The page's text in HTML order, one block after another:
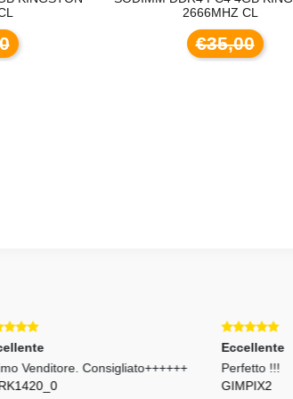
2666MHZ CL
€35,00
Perfetto !!!